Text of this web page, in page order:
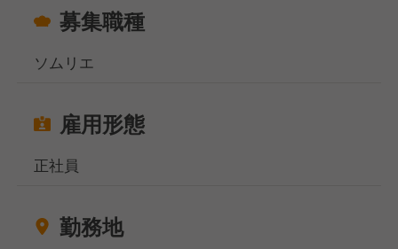
お休みは定休日制で、夏季・冬季の季節休暇がありま
待遇として、社員旅行、研修制度、業績賞与の支給が
当社サイト、フーズラボ・エージェントですがこのほ
かにも飲食店の求人を多数揃えております。
ご相談ください！
募集職種
ソムリエ
雇用形態
正社員
勤務地